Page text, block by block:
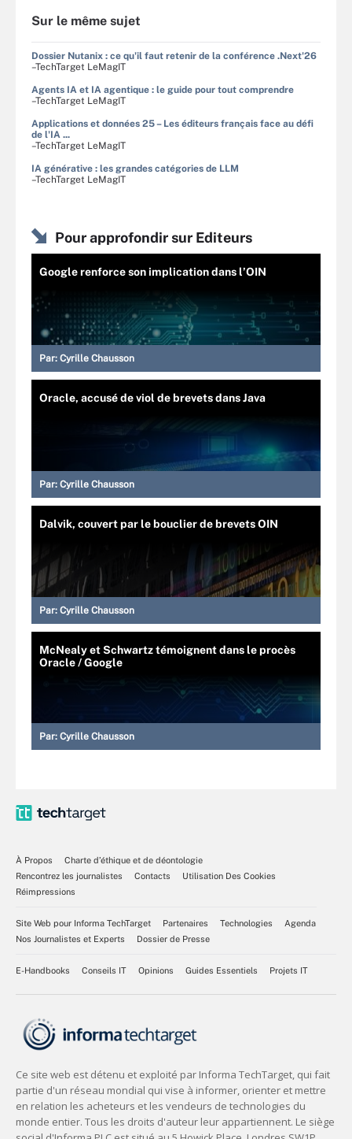
Sur le même sujet
Dossier Nutanix : ce qu'il faut retenir de la conférence .Next'26
–TechTarget LeMagIT
Agents IA et IA agentique : le guide pour tout comprendre
–TechTarget LeMagIT
Applications et données 25 – Les éditeurs français face au défi
de l'IA ...
–TechTarget LeMagIT
IA générative : les grandes catégories de LLM
–TechTarget LeMagIT
Pour approfondir sur Editeurs
Google renforce son implication dans l’OIN
Par: Cyrille Chausson
Oracle, accusé de viol de brevets dans Java
Par: Cyrille Chausson
Dalvik, couvert par le bouclier de brevets OIN
Par: Cyrille Chausson
McNealy et Schwartz témoignent dans le procès
Oracle / Google
Par: Cyrille Chausson
À Propos
Charte d’éthique et de déontologie
Rencontrez les journalistes
Contacts
Utilisation Des Cookies
Réimpressions
Site Web pour Informa TechTarget Partenaires Technologies
Agenda
Nos Journalistes et Experts
Dossier de Presse
E-Handbooks Conseils IT Opinions Guides Essentiels Projets IT